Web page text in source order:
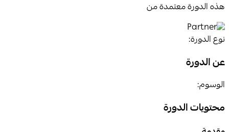
Icon
هذه الدورة معتمدة من
نوع الدورة:
عن الدورة
الوسوم:
محتويات الدورة